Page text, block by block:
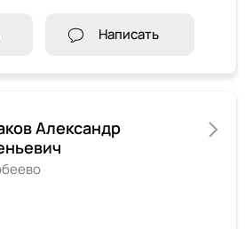
Написать
Александр